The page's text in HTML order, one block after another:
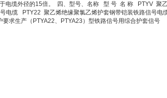
电缆外径的15倍。 四、型号、名称 型 号 名 称 PTYV 聚
电缆 PTY22 聚乙烯绝缘聚氯乙烯护套钢带铠装铁路信号
求生产（PTYA22、PTYA23）型铁路信号用综合护套信号